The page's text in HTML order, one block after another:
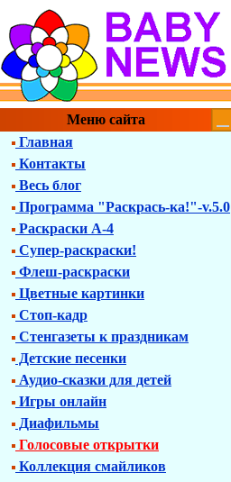
Меню сайта
Главная
Контакты
Весь блог
Программа "Раскрась-ка!"-v.5.0
Раскраски А-4
Супер-раскраски!
Флеш-раскраски
Цветные картинки
Стоп-кадр
Стенгазеты к праздникам
Детские песенки
Аудио-сказки для детей
Игры онлайн
Диафильмы
Голосовые открытки
Коллекция смайликов